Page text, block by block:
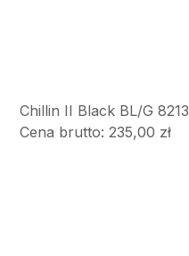
Chillin II Black BL/G 8213
Cena brutto: 235,00 zł